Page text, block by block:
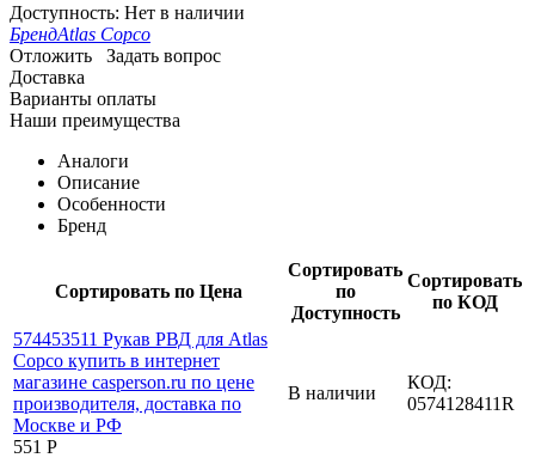
Доступность: Нет в наличии
БрендAtlas Copco
Отложить
Задать вопрос
Доставка
Варианты оплаты
Наши преимущества
Аналоги
Описание
Особенности
Бренд
Сортировать по Цена
Сортировать
по
Доступность
Сортировать
по КОД
‍551‍ Р
В наличии
КОД:
0574128411R